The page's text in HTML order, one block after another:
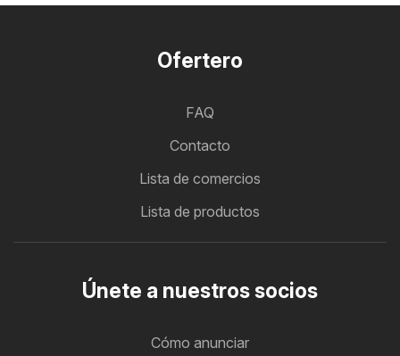
Ofertero
FAQ
Contacto
Lista de comercios
Lista de productos
Únete a nuestros socios
Cómo anunciar